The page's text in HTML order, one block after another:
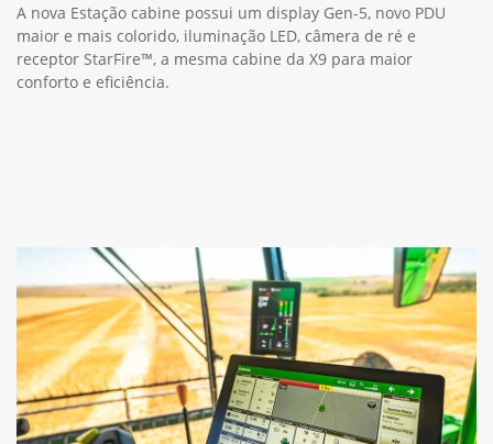
A nova Estação cabine possui um display Gen-5, novo PDU
maior e mais colorido, iluminação LED, câmera de ré e
receptor StarFire™, a mesma cabine da X9 para maior
conforto e eficiência.